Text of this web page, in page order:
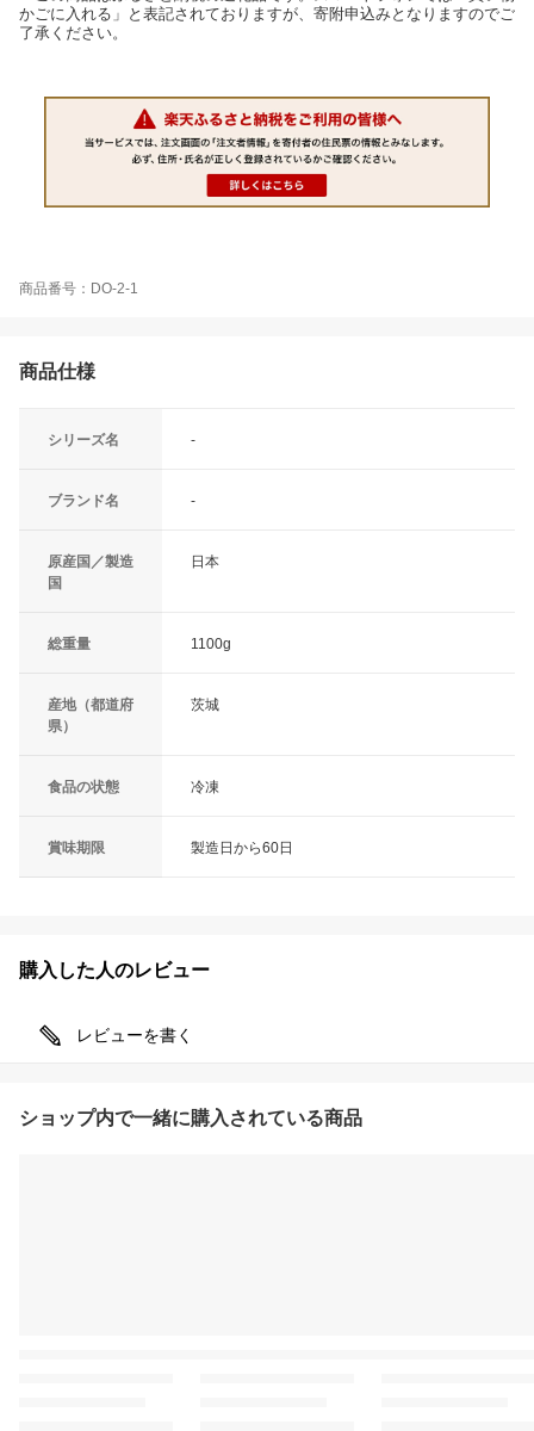
かごに入れる」と表記されておりますが、寄附申込みとなりますのでご
了承ください。
商品番号：DO-2-1
商品仕様
シリーズ名 -
ブランド名 -
原産国／製造
国
日本
総重量 1100g
産地（都道府
県）
茨城
食品の状態 冷凍
賞味期限 製造日から60日
購入した人のレビュー
レビューを書く
ショップ内で一緒に購入されている商品